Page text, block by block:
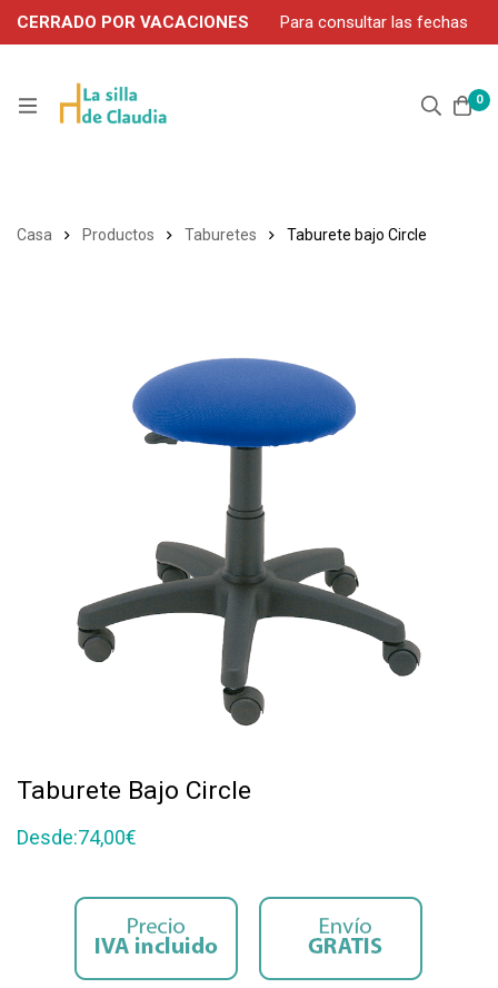
CERRADO POR VACACIONES
Para consultar las fechas
de servicio durante agosto, contacte por WhatsApp: 663 302
0
Casa Productos Taburetes Taburete bajo Circle
Taburete Bajo Circle
Desde:74,00€